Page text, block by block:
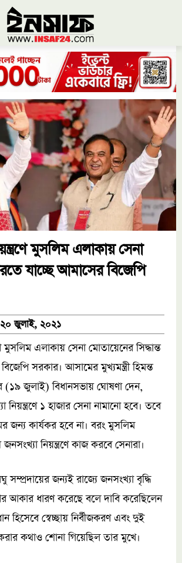
মুসলিম এলাকায় সেনা
যাচ্ছে আমাসের বিজেপি
২০ জুলাই, ২০২১
মুসলিম এলাকায় সেনা মোতায়েনের সিদ্ধান্ত
সরকার। আসামের মুখ্যমন্ত্রী হিমন্ত
(১৯ জুলাই) বিধানসভায় ঘোষণা দেন,
১ হাজার সেনা নামানো হবে। তবে
জন্য কার্যকর হবে না। বরং মুসলিম
নিয়ন্ত্রণে কাজ করবে সেনারা।
জন্যই রাজ্যে জনসংখ্যা বৃদ্ধি
আকার ধারণ করেছে বলে দাবি করেছিলেন
হিসেবে স্বেচ্ছায় নির্বীজকরণ এবং দুই
কথাও শোনা গিয়েছিল তার মুখে।